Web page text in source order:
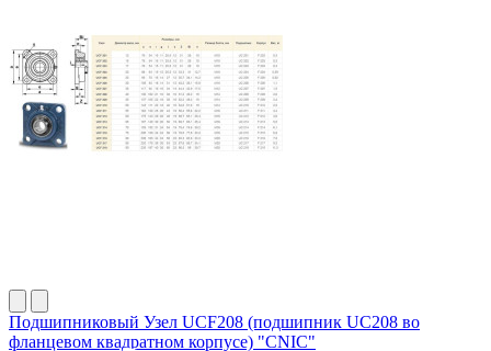
Подшипниковый Узел UCF208 (подшипник UC208 во
фланцевом квадратном корпусе) "CNIC"